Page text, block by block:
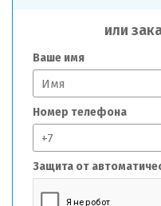
или
Ваше имя
Номер телефона
Защита от